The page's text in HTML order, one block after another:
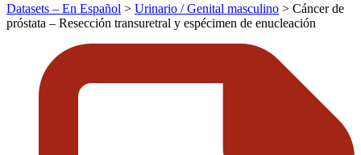
Datasets – En Español > Urinario / Genital masculino > Cáncer de
próstata – Resección transuretral y espécimen de enucleación